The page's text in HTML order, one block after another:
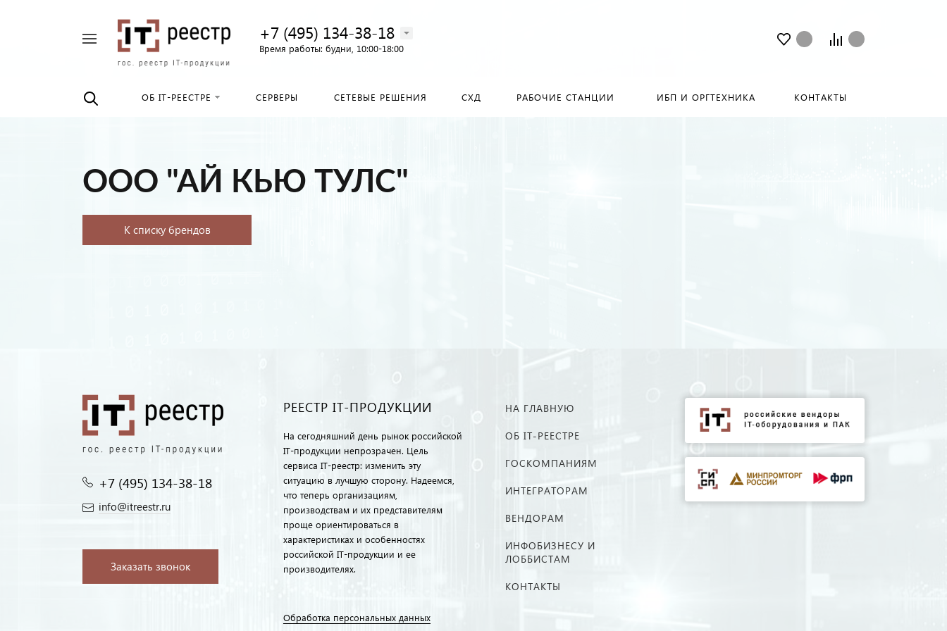
+7 (495) 134-38-18‬
Время работы: будни, 10:00-18:00
ОБ IT-РЕЕСТРЕ СЕРВЕРЫ СЕТЕВЫЕ РЕШЕНИЯ СХД РАБОЧИЕ СТАНЦИИ ИБП И ОРГТЕХНИКА КОНТАКТЫ
ООО "АЙ КЬЮ ТУЛС"
К списку брендов
+7 (495) 134-38-18‬
info@itreestr.ru
Заказать звонок
РЕЕСТР IT-ПРОДУКЦИИ
На сегодняшний день рынок российской
IT-продукции непрозрачен. Цель
сервиса IT-реестр: изменить эту
ситуацию в лучшую сторону. Надеемся,
что теперь организациям,
производствам и их представителям
проще ориентироваться в
характеристиках и особенностях
российской IT-продукции и ее
производителях.
Обработка персональных данных
НА ГЛАВНУЮ
ОБ IT-РЕЕСТРЕ
ГОСКОМПАНИЯМ
ИНТЕГРАТОРАМ
ВЕНДОРАМ
ИНФОБИЗНЕСУ И
ЛОББИСТАМ
КОНТАКТЫ